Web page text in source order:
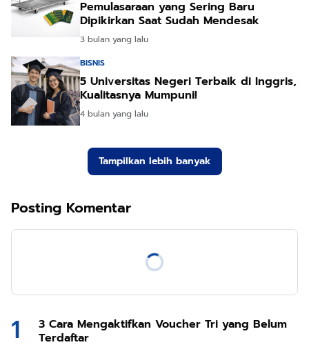
Pemulasaraan yang Sering Baru
Dipikirkan Saat Sudah Mendesak
3 bulan yang lalu
BISNIS
5 Universitas Negeri Terbaik di Inggris,
Kualitasnya Mumpuni!
4 bulan yang lalu
Tampilkan lebih banyak
Posting Komentar
3 Cara Mengaktifkan Voucher Tri yang Belum
Terdaftar